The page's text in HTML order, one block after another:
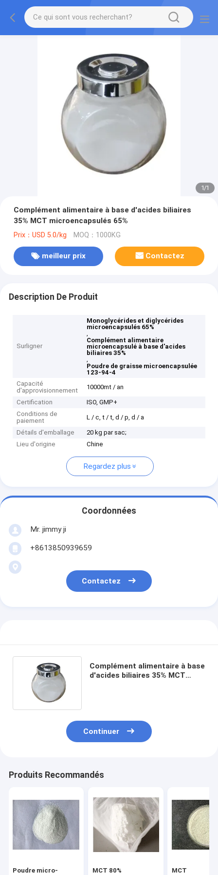
1/1
Complément alimentaire à base d'acides biliaires
35% MCT microencapsulés 65%
Prix：USD 5.0/kg MOQ：1000KG
meilleur prix Contactez
Description De Produit
Surligner
Monoglycérides et diglycérides
microencapsulés 65%
,
Complément alimentaire
microencapsulé à base d'acides
biliaires 35%
,
Poudre de graisse microencapsulée
123-94-4
Capacité
d'approvisionnement
10000mt / an
Certification
ISO, GMP+
Conditions de
paiement
L / c, t / t, d / p, d / a
Détails d'emballage
20 kg par sac;
Lieu d'origine
Chine
Regardez plus
Coordonnées
Mr. jimmy ji
+8613850939659
Contactez
Complément alimentaire à base
d'acides biliaires 35% MCT
Continuer
Produits Recommandés
Poudre micro-
MCT 80%
MCT